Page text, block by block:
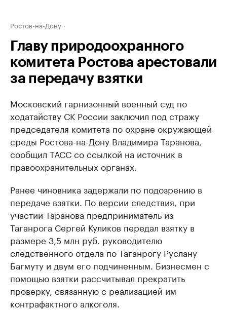
Ростов-на-Дону
Главу природоохранного
комитета Ростова арестовали
за передачу взятки
Московский гарнизонный военный суд по
ходатайству СК России заключил под стражу
председателя комитета по охране окружающей
среды Ростова-на-Дону Владимира Таранова,
сообщил ТАСС со ссылкой на источник в
правоохранительных органах.
Ранее чиновника задержали по подозрению в
передаче взятки. По версии следствия, при
участии Таранова предприниматель из
Таганрога Сергей Куликов передал взятку в
размере 3,5 млн руб. руководителю
следственного отдела по Таганрогу Руслану
Багмуту и двум его подчиненным. Бизнесмен с
помощью взятки рассчитывал прекратить
проверку, связанную с реализацией им
контрафактного алкоголя.